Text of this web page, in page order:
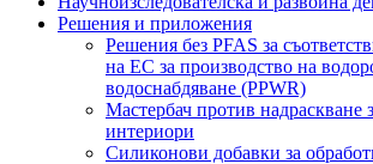
Решения и приложения
Решения без PFAS за
на ЕС за производство на
водоснабдяване (PPWR)
Мастербач против надраскване
интериори
Силиконови добавки за